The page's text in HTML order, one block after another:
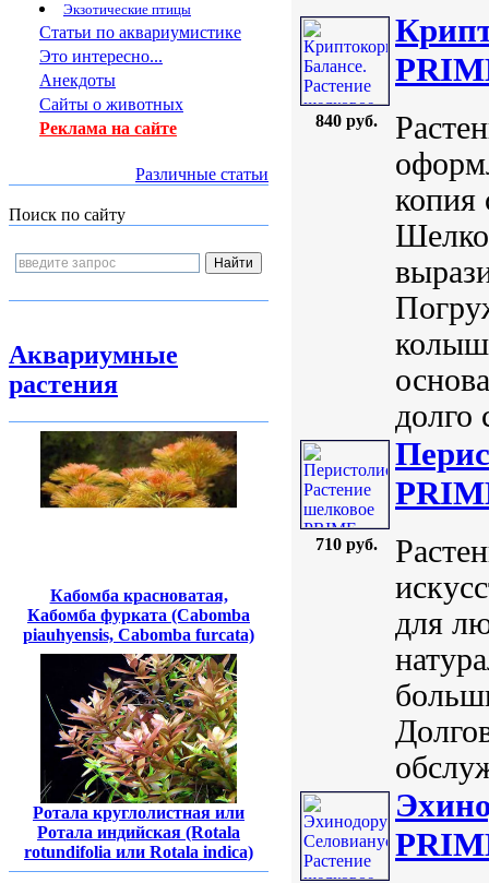
Экзотические птицы
Статьи по аквариумистике
Это интересно...
Анекдоты
Сайты о животных
Реклама на сайте
Различные статьи
Поиск по сайту
Аквариумные
растения
Кабомба красноватая,
Кабомба фурката (Cabomba
piauhyensis, Cabomba furcata)
Ротала круглолистная или
Ротала индийская (Rotala
rotundifolia или Rotala indica)
840 руб.
копия
долго
710 руб.
для